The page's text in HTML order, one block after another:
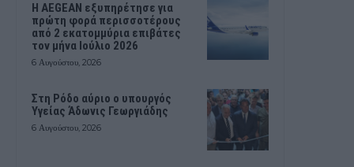
Η AEGEAN εξυπηρέτησε για
πρώτη φορά περισσοτέρους
από 2 εκατομμύρια επιβάτες
τον μήνα Ιούλιο 2026
6 Αυγούστου, 2026
Στη Ρόδο αύριο ο υπουργός
Υγείας Άδωνις Γεωργιάδης
6 Αυγούστου, 2026